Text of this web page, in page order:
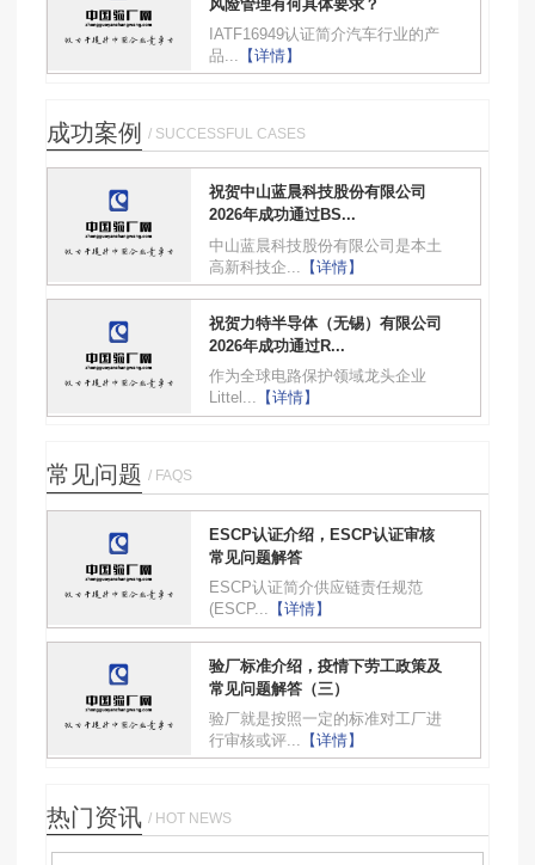
风险管理有何具体要求？
IATF16949认证简介汽车行业的产
品...
【详情】
成功案例 / SUCCESSFUL CASES
祝贺中山蓝晨科技股份有限公司
2026年成功通过BS...
中山蓝晨科技股份有限公司是本土
高新科技企...
【详情】
祝贺力特半导体（无锡）有限公司
2026年成功通过R...
作为全球电路保护领域龙头企业
Littel... 【详情】
常见问题 / FAQS
ESCP认证介绍，ESCP认证审核
常见问题解答
ESCP认证简介供应链责任规范
(ESCP... 【详情】
验厂标准介绍，疫情下劳工政策及
常见问题解答（三）
验厂就是按照一定的标准对工厂进
行审核或评... 【详情】
热门资讯 / HOT NEWS